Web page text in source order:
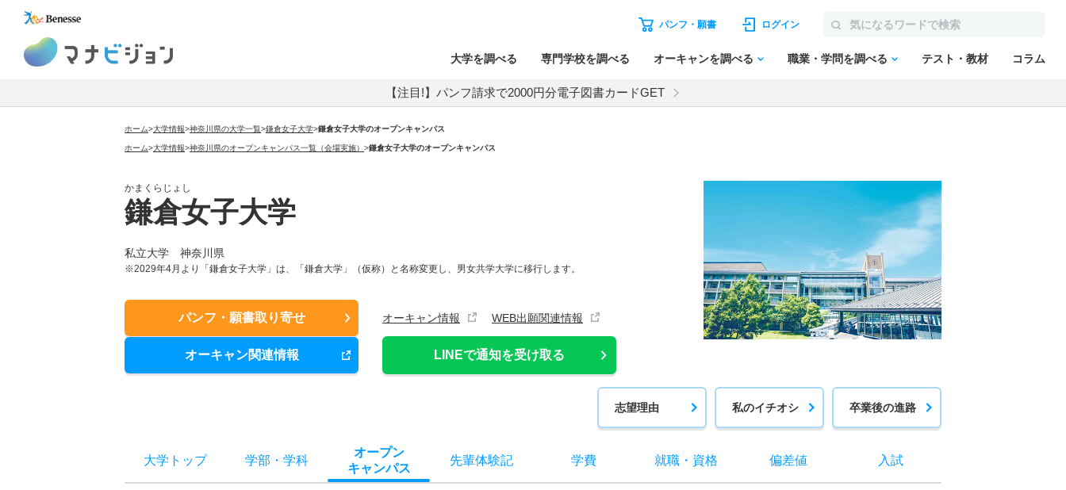
パンフ・願書 ログイン
大学を調べる 専門学校を調べる オーキャンを調べる 職業・学問を調べる テスト・教材 コラム
【注目!】パンフ請求で2000円分電子図書カードGET
ホーム>大学情報>神奈川県の大学一覧>鎌倉女子大学>鎌倉女子大学のオープンキャンパス
ホーム>大学情報>神奈川県のオープンキャンパス一覧（会場実施） >鎌倉女子大学のオープンキャンパス
かまくらじょし
鎌倉女子大学
私立大学 神奈川県
※2029年4月より「鎌倉女子大学」は、「鎌倉大学」（仮称）と名称変更し、男女共学大学に移行します。
パンフ・願書取り寄せ
オーキャン関連情報 LINEで通知を受け取る
オーキャン情報 WEB出願関連情報
志望理由 私のイチオシ 卒業後の進路
大学トップ 学部 ・ 学科
オープン
キャンパス
先輩体験記 学費 就職・ 資格 偏差値 入試